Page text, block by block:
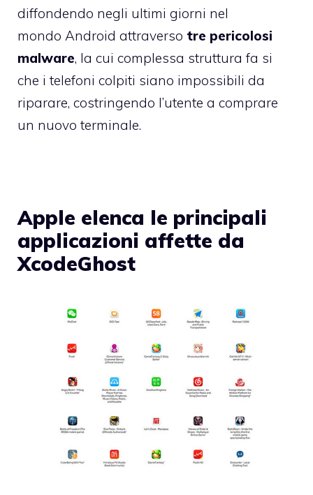
diffondendo negli ultimi giorni nel
mondo Android attraverso tre pericolosi
malware, la cui complessa struttura fa si
che i telefoni colpiti siano impossibili da
riparare, costringendo l’utente a comprare
un nuovo terminale.
Apple elenca le principali
applicazioni affette da
XcodeGhost